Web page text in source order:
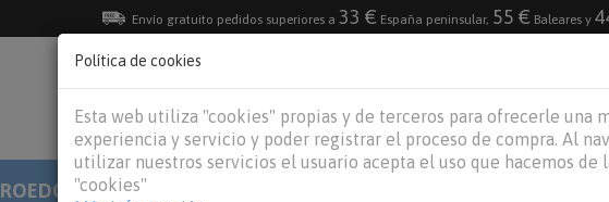
Envío gratuito pedidos superiores a 33 € España peninsular, 55 € Baleares y
DESTACADO
VACACIONES DE VERANO 2026
ROEDORES REPTILES
Política de cookies
Esta web utiliza "cookies" propias y de terceros para ofrecerle una
experiencia y servicio y poder registrar el proceso de compra. Al
utilizar nuestros servicios el usuario acepta el uso que hacemos de
"cookies"